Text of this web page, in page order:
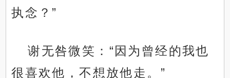
执念？”
谢无咎微笑：“因为曾经的我也
很喜欢他，不想放他走。”